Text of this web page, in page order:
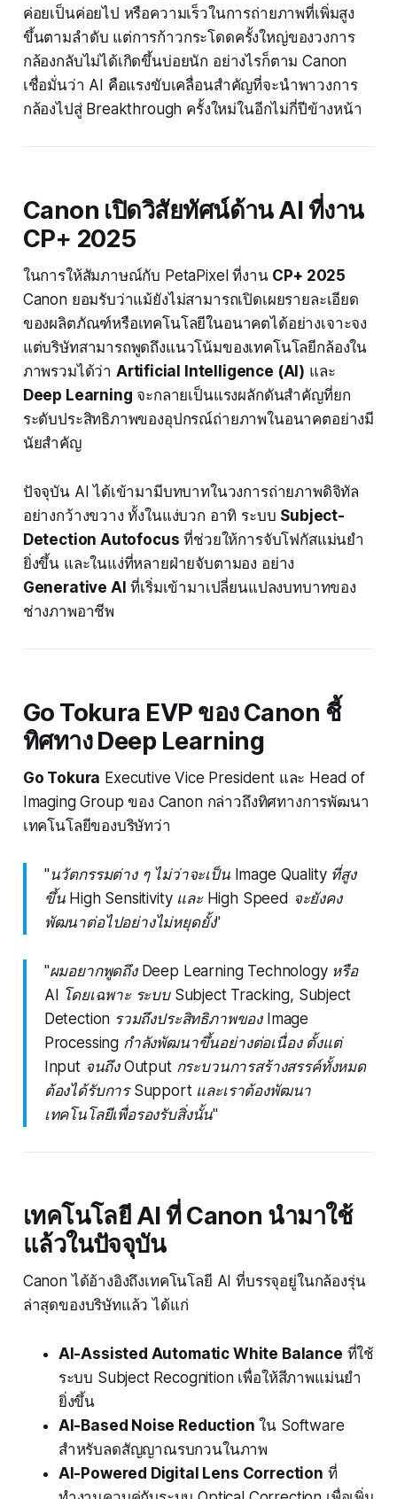
ค่อยเป็นค่อยไป หรือความเร็วในการถ่ายภาพที่เพิ่มสูง
ขึ้นตามลำดับ แต่การก้าวกระโดดครั้งใหญ่ของวงการ
กล้องกลับไม่ได้เกิดขึ้นบ่อยนัก อย่างไรก็ตาม Canon
เชื่อมั่นว่า AI คือแรงขับเคลื่อนสำคัญที่จะนำพาวงการ
กล้องไปสู่ Breakthrough ครั้งใหม่ในอีกไม่กี่ปีข้างหน้า
Canon เปิดวิสัยทัศน์ด้าน AI ที่งาน
CP+ 2025
ในการให้สัมภาษณ์กับ PetaPixel ที่งาน CP+ 2025
Canon ยอมรับว่าแม้ยังไม่สามารถเปิดเผยรายละเอียด
ของผลิตภัณฑ์หรือเทคโนโลยีในอนาคตได้อย่างเจาะจง
แต่บริษัทสามารถพูดถึงแนวโน้มของเทคโนโลยีกล้องใน
ภาพรวมได้ว่า Artificial Intelligence (AI) และ
Deep Learning จะกลายเป็นแรงผลักดันสำคัญที่ยก
ระดับประสิทธิภาพของอุปกรณ์ถ่ายภาพในอนาคตอย่างมี
นัยสำคัญ
ปัจจุบัน AI ได้เข้ามามีบทบาทในวงการถ่ายภาพดิจิทัล
อย่างกว้างขวาง ทั้งในแง่บวก อาทิ ระบบ Subject-
Detection Autofocus ที่ช่วยให้การจับโฟกัสแม่นยำ
ยิ่งขึ้น และในแง่ที่หลายฝ่ายจับตามอง อย่าง
Generative AI ที่เริ่มเข้ามาเปลี่ยนแปลงบทบาทของ
ช่างภาพอาชีพ
Go Tokura EVP ของ Canon ชี้
ทิศทาง Deep Learning
Go Tokura Executive Vice President และ Head of
Imaging Group ของ Canon กล่าวถึงทิศทางการพัฒนา
เทคโนโลยีของบริษัทว่า
"นวัตกรรมต่าง ๆ ไม่ว่าจะเป็น Image Quality ที่สูง
ขึ้น High Sensitivity และ High Speed จะยังคง
พัฒนาต่อไปอย่างไม่หยุดยั้ง"
"ผมอยากพูดถึง Deep Learning Technology หรือ
AI โดยเฉพาะ ระบบ Subject Tracking, Subject
Detection รวมถึงประสิทธิภาพของ Image
Processing กำลังพัฒนาขึ้นอย่างต่อเนื่อง ตั้งแต่
Input จนถึง Output กระบวนการสร้างสรรค์ทั้งหมด
ต้องได้รับการ Support และเราต้องพัฒนา
เทคโนโลยีเพื่อรองรับสิ่งนั้น"
เทคโนโลยี AI ที่ Canon นำมาใช้
แล้วในปัจจุบัน
Canon ได้อ้างอิงถึงเทคโนโลยี AI ที่บรรจุอยู่ในกล้องรุ่น
ล่าสุดของบริษัทแล้ว ได้แก่
AI-Assisted Automatic White Balance ที่ใช้
ระบบ Subject Recognition เพื่อให้สีภาพแม่นยำ
ยิ่งขึ้น
AI-Based Noise Reduction ใน Software
สำหรับลดสัญญาณรบกวนในภาพ
AI-Powered Digital Lens Correction ที่